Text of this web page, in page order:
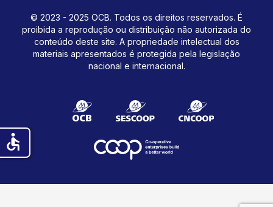
© 2023 - 2025 OCB. Todos os direitos reservados. É
proibida a reprodução ou distribuição não autorizada do
conteúdo deste site. A propriedade intelectual dos
materiais apresentados é protegida pela legislação
nacional e internacional.
accessible